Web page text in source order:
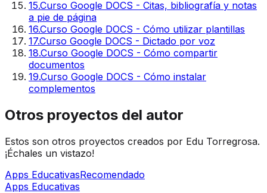
15.Curso Google DOCS - Citas, bibliografía y notas
a pie de página
16.Curso Google DOCS - Cómo utilizar plantillas
17.Curso Google DOCS - Dictado por voz
18.Curso Google DOCS - Cómo compartir
documentos
19.Curso Google DOCS - Cómo instalar
complementos
Otros proyectos del autor
Estos son otros proyectos creados por Edu Torregrosa.
¡Échales un vistazo!
Apps EducativasRecomendado
Apps Educativas